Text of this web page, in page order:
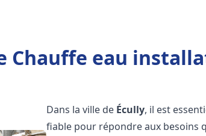
Chauffe eau
Dans la ville de Écully, il est
fiable pour répondre aux besoins